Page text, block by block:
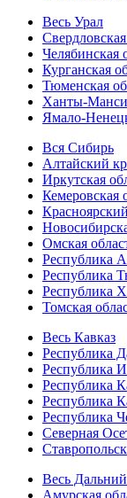
Весь Урал
Челябинская
Курганская
Тюменская
Ханты-
Ямало-
Вся Сибирь
Алтайский
Иркутская
Кемеровская
Омская
Республика
Республика
Республика
Томская
Весь Кавказ
Республика
Республика
Республика
Республика
Республика
Северная
Весь
Амурская